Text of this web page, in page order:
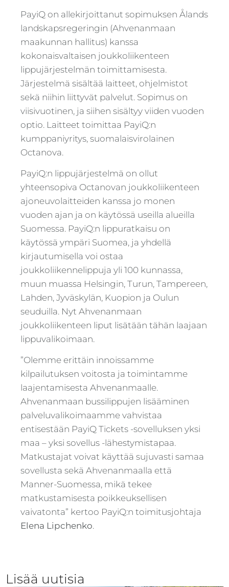
PayiQ on allekirjoittanut sopimuksen Ålands
landskapsregeringin (Ahvenanmaan
maakunnan hallitus) kanssa
kokonaisvaltaisen joukkoliikenteen
lippujärjestelmän toimittamisesta.
Järjestelmä sisältää laitteet, ohjelmistot
sekä niihin liittyvät palvelut. Sopimus on
viisivuotinen, ja siihen sisältyy viiden vuoden
optio. Laitteet toimittaa PayiQ:n
kumppaniyritys, suomalaisvirolainen
Octanova.
PayiQ:n lippujärjestelmä on ollut
yhteensopiva Octanovan joukkoliikenteen
ajoneuvolaitteiden kanssa jo monen
vuoden ajan ja on käytössä useilla alueilla
Suomessa. PayiQ:n lippuratkaisu on
käytössä ympäri Suomea, ja yhdellä
kirjautumisella voi ostaa
joukkoliikennelippuja yli 100 kunnassa,
muun muassa Helsingin, Turun, Tampereen,
Lahden, Jyväskylän, Kuopion ja Oulun
seuduilla. Nyt Ahvenanmaan
joukkoliikenteen liput lisätään tähän laajaan
lippuvalikoimaan.
”Olemme erittäin innoissamme
kilpailutuksen voitosta ja toimintamme
laajentamisesta Ahvenanmaalle.
Ahvenanmaan bussilippujen lisääminen
palveluvalikoimaamme vahvistaa
entisestään PayiQ Tickets -sovelluksen yksi
maa – yksi sovellus -lähestymistapaa.
Matkustajat voivat käyttää sujuvasti samaa
sovellusta sekä Ahvenanmaalla että
Manner-Suomessa, mikä tekee
matkustamisesta poikkeuksellisen
vaivatonta” kertoo PayiQ:n toimitusjohtaja
Elena Lipchenko.
Lisää uutisia